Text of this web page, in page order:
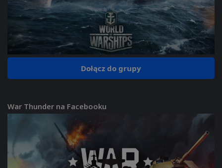
Dołącz do grupy
War Thunder na Facebooku